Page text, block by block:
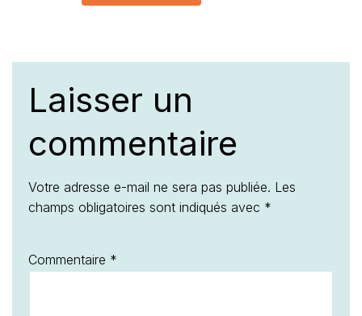
Laisser un
commentaire
Votre adresse e-mail ne sera pas publiée. Les
champs obligatoires sont indiqués avec *
Commentaire *